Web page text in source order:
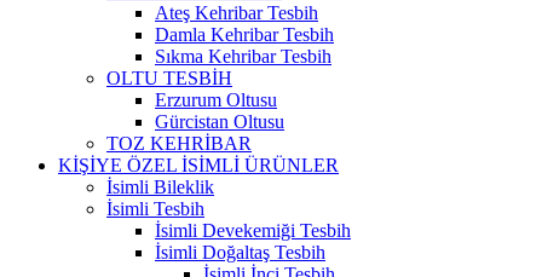
Ateş Kehribar Tesbih
Damla Kehribar Tesbih
Sıkma Kehribar Tesbih
OLTU TESBİH
Erzurum Oltusu
Gürcistan Oltusu
TOZ KEHRİBAR
KİŞİYE ÖZEL İSİMLİ ÜRÜNLER
İsimli Bileklik
İsimli Tesbih
İsimli Devekemiği Tesbih
İsimli Doğaltaş Tesbih